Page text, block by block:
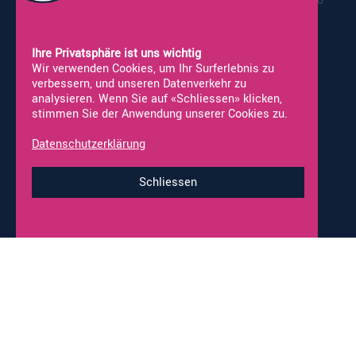
Vermietung
Neufahrzeuge
Occasionen
Impressum & Datenschutz
Ihre Privatsphäre ist uns wichtig
Wir verwenden Cookies, um Ihr Surferlebnis zu
verbessern, und unseren Datenverkehr zu
analysieren. Wenn Sie auf «Schliessen» klicken,
stimmen Sie der Anwendung unserer Cookies zu.
Datenschutzerklärung
Schliessen